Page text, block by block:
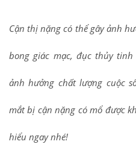
Cận thị nặng có thể gây ảnh
bong giác mạc, đục thủy
ảnh hưởng chất lượng cuộc
mắt bị cận nặng có mổ được
hiểu ngay nhé!